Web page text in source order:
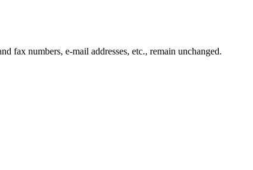
fax numbers, e-mail addresses, etc., remain unchanged.